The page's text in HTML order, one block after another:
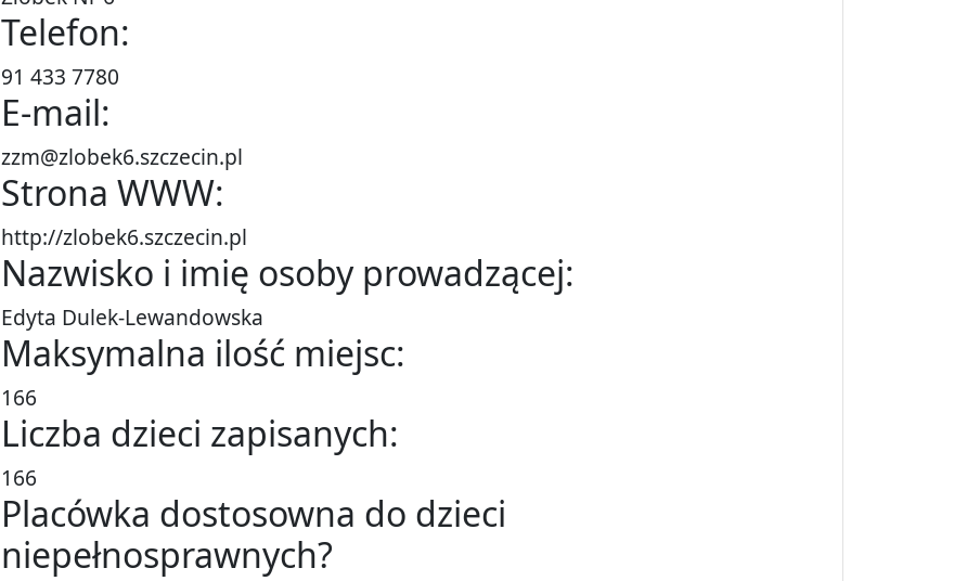
Telefon:
91 433 7780
E-mail:
zzm@zlobek6.szczecin.pl
Strona WWW:
http://zlobek6.szczecin.pl
Nazwisko i imię osoby prowadzącej:
Edyta Dulek-Lewandowska
Maksymalna ilość miejsc:
166
Liczba dzieci zapisanych:
166
Placówka dostosowna do dzieci
niepełnosprawnych?